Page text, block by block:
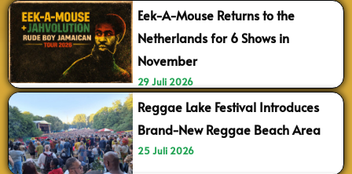
Eek-A-Mouse Returns to the
Netherlands for 6 Shows in
November
29 Juli 2026
Reggae Lake Festival Introduces
Brand-New Reggae Beach Area
25 Juli 2026